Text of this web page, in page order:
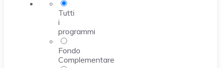
Tutti
i
programmi
Fondo
Complementare